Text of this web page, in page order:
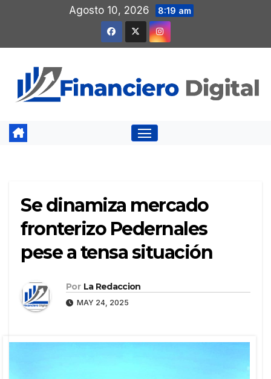
contenido
Agosto 10, 2026 8:19 am
Se dinamiza mercado
fronterizo Pedernales
pese a tensa situación
Por La Redaccion
MAY 24, 2025